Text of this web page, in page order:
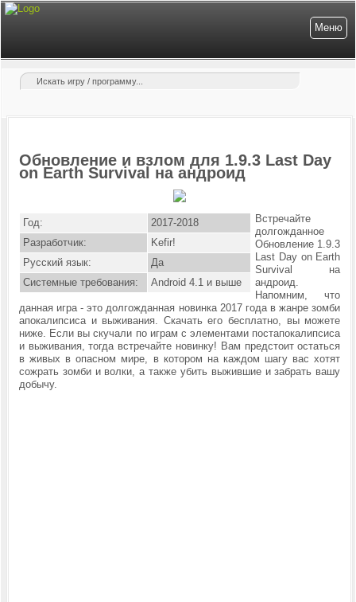
Меню
Обновление и взлом для 1.9.3 Last Day
on Earth Survival на андроид
Год:
2017-2018
Разработчик:
Kefir!
Русский язык:
Да
Системные требования:
Android 4.1 и выше
Встречайте
долгожданное
Обновление 1.9.3
Last Day on Earth
Survival на
андроид.
Напомним, что
данная игра - это долгожданная новинка 2017 года в жанре зомби
апокалипсиса и выживания. Скачать его бесплатно, вы можете
ниже. Если вы скучали по играм с элементами постапокалипсиса
и выживания, тогда встречайте новинку! Вам предстоит остаться
в живых в опасном мире, в котором на каждом шагу вас хотят
сожрать зомби и волки, а также убить выжившие и забрать вашу
добычу.